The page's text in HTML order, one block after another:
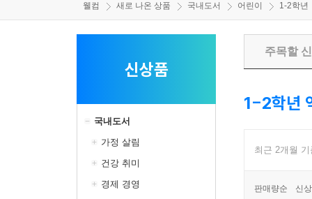
웰컴 새로 나온 상품 국내도서 어린이 1-2학년
신상품
국내도서
가정 살림
건강 취미
경제 경영
주목할
1-2학년
최근 2개월
판매량순 신